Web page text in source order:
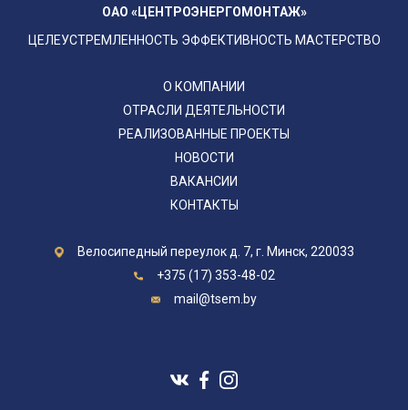
ОАО «ЦЕНТРОЭНЕРГОМОНТАЖ»
ЦЕЛЕУСТРЕМЛЕННОСТЬ ЭФФЕКТИВНОСТЬ МАСТЕРСТВО
О КОМПАНИИ
ОТРАСЛИ ДЕЯТЕЛЬНОСТИ
РЕАЛИЗОВАННЫЕ ПРОЕКТЫ
НОВОСТИ
ВАКАНСИИ
КОНТАКТЫ
Велосипедный переулок д. 7, г. Минск, 220033
+375 (17) 353-48-02
mail@tsem.by